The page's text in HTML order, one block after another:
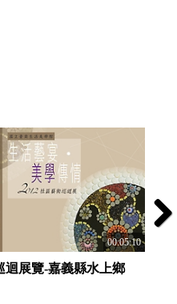
00:05:10
-嘉義縣水上鄉